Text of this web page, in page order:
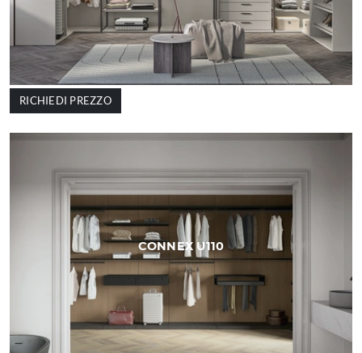
RICHIEDI PREZZO
CONNEX U110